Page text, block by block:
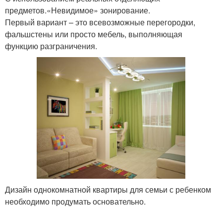
предметов.«Невидимое» зонирование.
Первый вариант – это всевозможные перегородки,
фальшстены или просто мебель, выполняющая
функцию разграничения.
Дизайн однокомнатной квартиры для семьи с ребенком
необходимо продумать основательно.